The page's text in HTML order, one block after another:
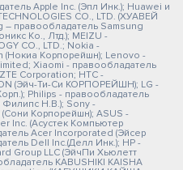
Apple Inc. (Эпл Инк.); Huawei и
CO., LTD. (ХУАВЕЙ
правообладатель Samsung
Ко., Лтд.); MEIZU -
CO., LTD.; Nokia -
(Нокиа Корпорейшн); Lenovo -
Xiaomi - правообладатель
Corporation; HTC -
(Эйч-Ти-Си КОРПОРЕЙШН); LG -
Philips - правообладатель
Филипс Н.В.); Sony -
Корпорейшн); ASUS -
Inc. (Асустек Компьютер
Acer Incorporated (Эйсер
Dell Inc.(Делл Инк.); HP -
Group LLC (ЭйчПи Хьюлетт
KABUSHIKI KAISHA